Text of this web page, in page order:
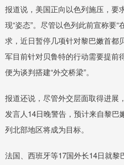
报道说，美国正向以色列施压，要
现“姿态”。尽管以色列此前宣称要
求，近日暂停几项针对黎巴嫩首都
军目前针对贝鲁特的行动需要提前
便为谈判搭建“外交桥梁”。
报道还说，尽管外交层面取得进展
发言人14日晚警告，预计来自黎巴
列北部地区将成为目标。
法国、西班牙等17国外长14日就